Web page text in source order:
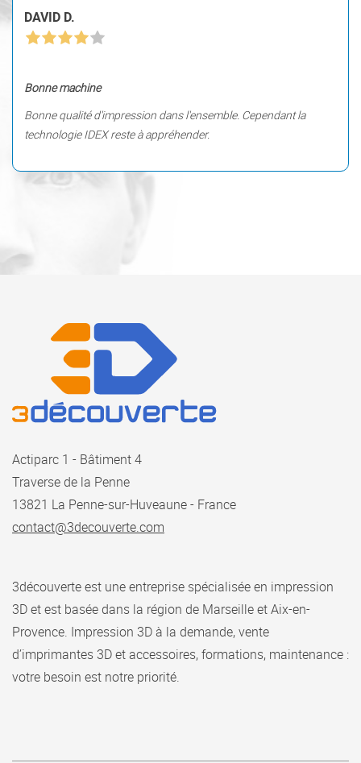
DAVID D.
Bonne machine
Bonne qualité d'impression dans l'ensemble. Cependant la
technologie IDEX reste à appréhender.
Actiparc 1 - Bâtiment 4
Traverse de la Penne
13821 La Penne-sur-Huveaune - France
contact@3decouverte.com
3découverte est une entreprise spécialisée en impression
3D et est basée dans la région de Marseille et Aix-en-
Provence. Impression 3D à la demande, vente
d’imprimantes 3D et accessoires, formations, maintenance :
votre besoin est notre priorité.